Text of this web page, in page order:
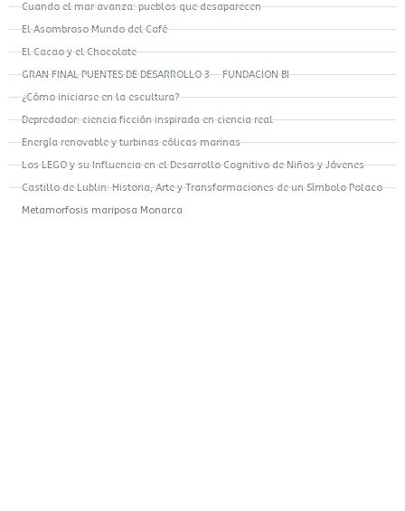
Cuando el mar avanza: pueblos que desaparecen
El Asombroso Mundo del Café
El Cacao y el Chocolate
GRAN FINAL PUENTES DE DESARROLLO 3 – FUNDACION BI
¿Cómo iniciarse en la escultura?
Depredador: ciencia ficción inspirada en ciencia real
Energía renovable y turbinas eólicas marinas
Los LEGO y su Influencia en el Desarrollo Cognitivo de Niños y Jóvenes
Castillo de Lublin: Historia, Arte y Transformaciones de un Símbolo Polaco
Metamorfosis mariposa Monarca